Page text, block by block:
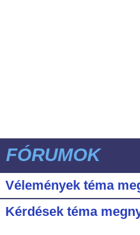
FÓRUMOK
Vélemények téma
Kérdések téma